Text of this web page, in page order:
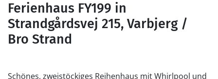
Ferienhaus FY199 in
Strandgårdsvej 215, Varbjerg /
Bro Strand
Schönes, zweistöckiges Reihenhaus mit Whirlpool und